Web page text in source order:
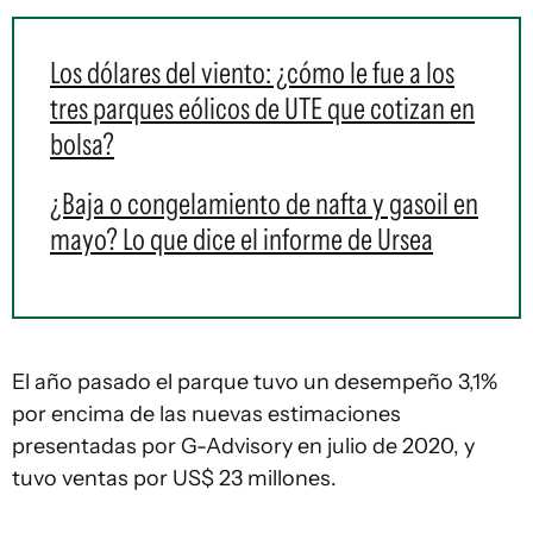
Los dólares del viento: ¿cómo le fue a los
tres parques eólicos de UTE que cotizan en
bolsa?
¿Baja o congelamiento de nafta y gasoil en
mayo? Lo que dice el informe de Ursea
El año pasado el parque tuvo un desempeño 3,1%
por encima de las nuevas estimaciones
presentadas por G-Advisory en julio de 2020, y
tuvo ventas por US$ 23 millones.